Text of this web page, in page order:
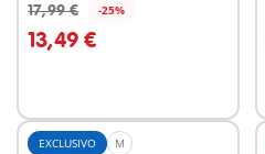
17,99 € -25%
13,49 €
A la cesta
EXCLUSIVO M